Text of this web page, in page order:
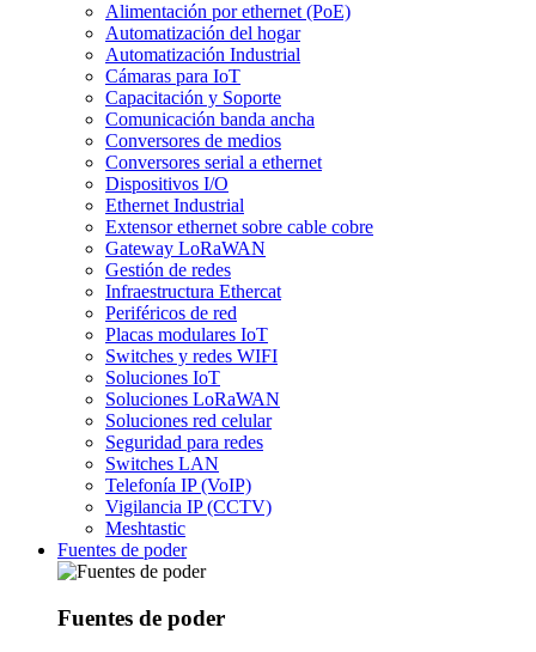
Alimentación por ethernet (PoE)
Automatización del hogar
Automatización Industrial
Cámaras para IoT
Capacitación y Soporte
Comunicación banda ancha
Conversores de medios
Conversores serial a ethernet
Dispositivos I/O
Ethernet Industrial
Extensor ethernet sobre cable cobre
Gateway LoRaWAN
Gestión de redes
Infraestructura Ethercat
Periféricos de red
Placas modulares IoT
Switches y redes WIFI
Soluciones IoT
Soluciones LoRaWAN
Soluciones red celular
Seguridad para redes
Switches LAN
Telefonía IP (VoIP)
Vigilancia IP (CCTV)
Meshtastic
Fuentes de poder
Fuentes de poder